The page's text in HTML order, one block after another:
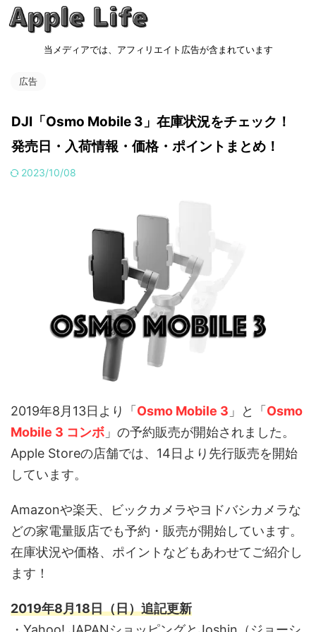
当メディアでは、アフィリエイト広告が含まれています
広告
DJI「Osmo Mobile 3」在庫状況をチェック！
発売日・入荷情報・価格・ポイントまとめ！
2023/10/08
2019年8月13日より「 Osmo Mobile 3 」と「 Osmo
Mobile 3 コンボ 」の予約販売が開始されました。
Apple Storeの店舗では、14日より先行販売を開始
しています。
Amazonや楽天、ビックカメラやヨドバシカメラな
どの家電量販店でも予約・販売が開始しています。
在庫状況や価格、ポイントなどもあわせてご紹介し
ます！
2019年8月18日（日）追記更新